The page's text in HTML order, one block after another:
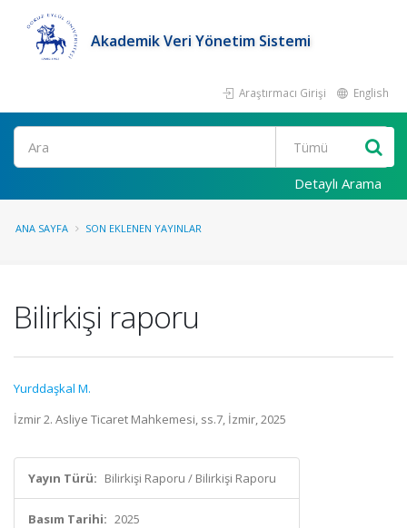
Akademik Veri Yönetim Sistemi
Araştırmacı Girişi English
Ara
Detaylı Arama
ANA SAYFA SON EKLENEN YAYINLAR
Bilirkişi raporu
Yurddaşkal M.
İzmir 2. Asliye Ticaret Mahkemesi, ss.7, İzmir, 2025
Yayın Türü: Bilirkişi Raporu / Bilirkişi Raporu
Basım Tarihi: 2025